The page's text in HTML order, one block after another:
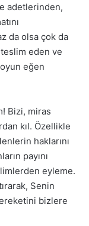
adetlerinden,
da olsa çok da
eden ve
eğen
Bizi, miras
kıl. Özellikle
haklarını
payını
eyleme.
Senin
bizlere